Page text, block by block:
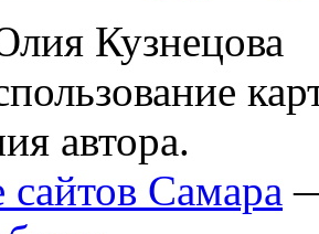
Кузнецова
автора.
сайтов Самара